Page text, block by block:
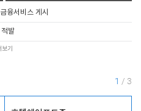
융서비스 게시
발
보기
1 / 3